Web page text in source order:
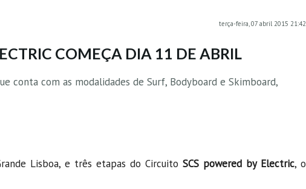
terça-feira, 07 abril 2015 21:42
COMEÇA DIA 11 DE ABRIL
conta com as modalidades de Surf, Bodyboard e Skimboard,
Lisboa, e três etapas do Circuito SCS powered by Electric, o